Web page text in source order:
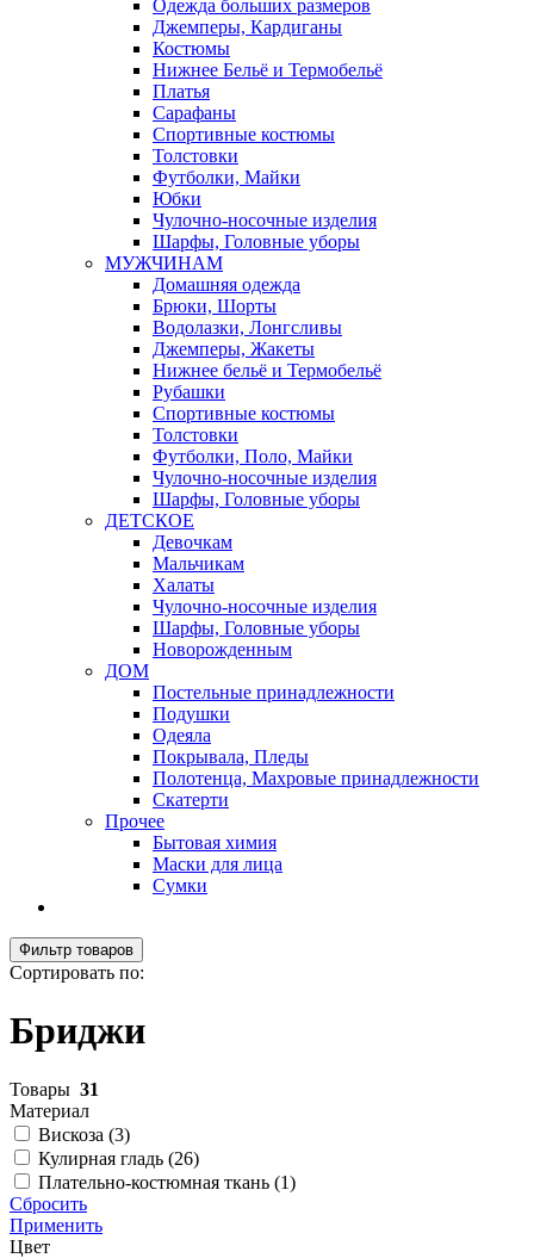
Одежда больших размеров
Джемперы, Кардиганы
Костюмы
Нижнее Бельё и Термобельё
Платья
Сарафаны
Спортивные костюмы
Толстовки
Футболки, Майки
Юбки
Чулочно-носочные изделия
Шарфы, Головные уборы
МУЖЧИНАМ
Домашняя одежда
Брюки, Шорты
Водолазки, Лонгсливы
Джемперы, Жакеты
Нижнее бельё и Термобельё
Рубашки
Спортивные костюмы
Толстовки
Футболки, Поло, Майки
Чулочно-носочные изделия
Шарфы, Головные уборы
ДЕТСКОЕ
Девочкам
Мальчикам
Халаты
Чулочно-носочные изделия
Шарфы, Головные уборы
Новорожденным
ДОМ
Постельные принадлежности
Подушки
Одеяла
Покрывала, Пледы
Полотенца, Махровые принадлежности
Скатерти
Прочее
Бытовая химия
Маски для лица
Сумки
Фильтр товаров
Сортировать по:
Бриджи
Товары 31
Материал
Вискоза (3)
Кулирная гладь (26)
Плательно-костюмная ткань (1)
Сбросить
Применить
Цвет